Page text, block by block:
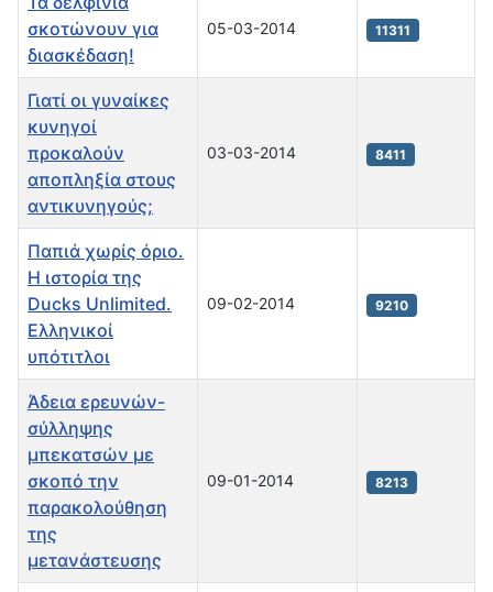
σκοτώνουν για
διασκέδαση!
05-03-2014 11311
Γιατί οι γυναίκες
κυνηγοί
προκαλούν
αποπληξία στους
αντικυνηγούς;
03-03-2014 8411
Παπιά χωρίς όριο.
Η ιστορία της
Ducks Unlimited.
Ελληνικοί
υπότιτλοι
09-02-2014 9210
Άδεια ερευνών-
σύλληψης
μπεκατσών με
σκοπό την
παρακολούθηση
της
μετανάστευσης
09-01-2014 8213